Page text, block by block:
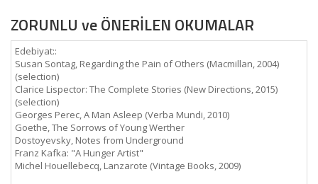
ZORUNLU ve ÖNERİLEN OKUMALAR
Edebiyat::
Susan Sontag, Regarding the Pain of Others (Macmillan, 2004)
(selection)
Clarice Lispector: The Complete Stories (New Directions, 2015)
(selection)
Georges Perec, A Man Asleep (Verba Mundi, 2010)
Goethe, The Sorrows of Young Werther
Dostoyevsky, Notes from Underground
Franz Kafka: "A Hunger Artist"
Michel Houellebecq, Lanzarote (Vintage Books, 2009)